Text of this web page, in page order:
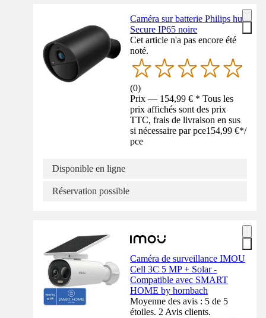
Caméra sur batterie Philips hue
Secure IP65 noire
Cet article n'a pas encore été
noté.
(0)
Prix — 154,99 € * Tous les
prix affichés sont des prix
TTC, frais de livraison en sus
si nécessaire par pce154,99 €*/
pce
Disponible en ligne
Réservation possible
Caméra de surveillance IMOU
Cell 3C 5 MP + Solar -
Compatible avec SMART
HOME by hornbach
Moyenne des avis : 5 de 5
étoiles. 2 Avis clients.